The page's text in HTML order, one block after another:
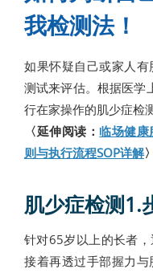
我检测法！
如果怀疑自己或家人
测试来评估。根据医学
行在家操作的肌少症检
〈延伸阅读：临场健康
则与执行流程SOP详解〉
肌少症检测1.
针对65岁以上的长者
接着再透过手部握力